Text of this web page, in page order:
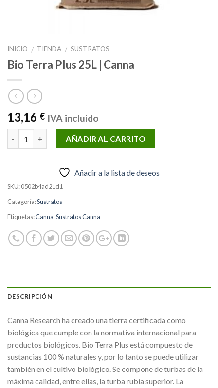
INICIO / TIENDA / SUSTRATOS
Bio Terra Plus 25L | Canna
13,16 € IVA incluido
AÑADIR AL CARRITO
Añadir a la lista de deseos
SKU:0502b4ad21d1
Categoría:Sustratos
Etiquetas:Canna,Sustratos Canna
DESCRIPCIÓN
Canna Research ha creado una tierra certificada como
biológica que cumple con la normativa internacional para
productos biológicos. Bio Terra Plus está compuesto de
sustancias 100 % naturales y, por lo tanto se puede utilizar
también en el cultivo biológico. Se compone de turbas de la
máxima calidad, entre ellas, la turba rubia superior. La